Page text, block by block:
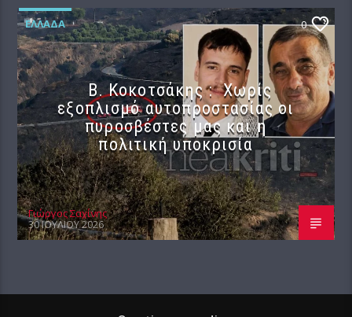
ΕΛΛΆΔΑ 0
Β. Κοκοτσάκης : Χωρίς
εξοπλισμό αυτοπροστασίας οι
πυροσβέστες μας και η
πολιτική υποκρισία
Γιώργος Σαχίνης
30 ΙΟΥΛΊΟΥ 2026